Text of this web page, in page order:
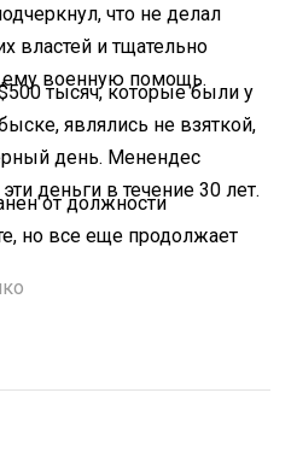
что не делал
властей и тщательно
военную помощь.
тысяч, которые были у
являлись не взяткой,
день. Менендес
деньги в течение 30 лет.
от должности
но все еще продолжает